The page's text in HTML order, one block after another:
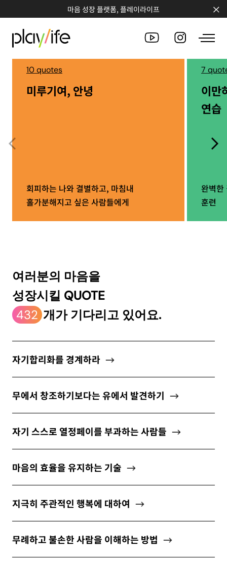
마음 성장 플랫폼, 플레이라이프
PEOPLE
QUOTE
COUNSELING
newsletter
소중한 자신의 가치를 찾도록 도와주는
개인정보 수집 및 이용약관에 동의합니다.
구독하기
10 quotes
미루기여, 안녕
회피하는 나와 결별하고, 마침내
홀가분해지고 싶은 사람들에게
7
이만
연습
완벽한
훈련
여러분의 마음을
성장시킬 QUOTE
432 개가 기다리고 있어요.
자기합리화를 경계하라
무에서 창조하기보다는 유에서 발견하기
자기 스스로 열정페이를 부과하는 사람들
마음의 효율을 유지하는 기술
지극히 주관적인 행복에 대하여
무례하고 불손한 사람을 이해하는 방법